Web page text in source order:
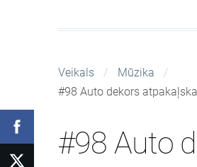
Veikals
Mūzika
#98 Auto dekors
#98 Auto